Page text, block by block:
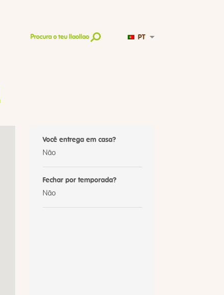
Procura o teu llaollao PT
Você entrega em casa?
Não
Fechar por temporada?
Não